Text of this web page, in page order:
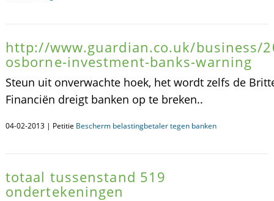
http://www.guardian.co.uk/business/
osborne-investment-banks-warning
Steun uit onverwachte hoek, het wordt zelfs de
Financiën dreigt banken op te breken..
04-02-2013 | Petitie Bescherm belastingbetaler tegen banken
totaal tussenstand 519
ondertekeningen